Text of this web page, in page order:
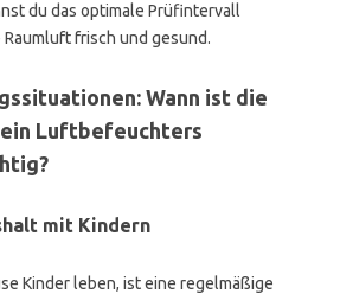
du das optimale Prüfintervall
frisch und gesund.
Wann ist die
Luftbefeuchters
mit Kindern
Kinder leben, ist eine regelmäßige